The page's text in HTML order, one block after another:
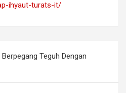
ihyaut-turats-it/
Teguh Dengan